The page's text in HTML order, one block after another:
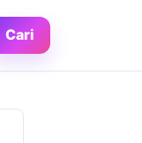
Cari